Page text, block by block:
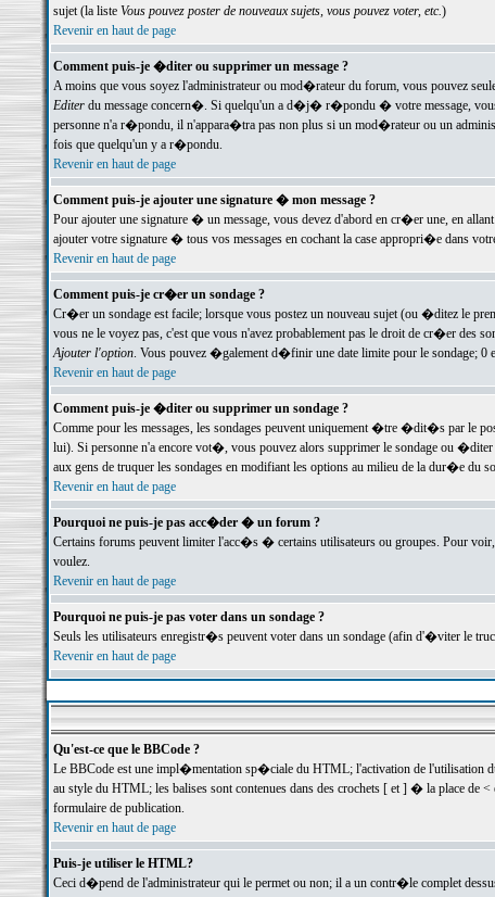
sujet (la liste Vous pouvez poster de nouveaux sujets, vous pouvez voter, etc.)
Revenir en haut de page
Comment puis-je �diter ou supprimer un message ?
A moins que vous soyez l'administrateur ou mod�rateur du forum, vous pouvez
Editerdu message concern�. Si quelqu'un a d�j� r�pondu � votre message, vous
personne n'a r�pondu, il n'appara�tra pas non plus si un mod�rateur ou un
fois que quelqu'un y a r�pondu.
Revenir en haut de page
Comment puis-je ajouter une signature � mon message ?
Pour ajouter une signature � un message, vous devez d'abord en cr�er une, en
ajouter votre signature � tous vos messages en cochant la case appropri�e dans
Revenir en haut de page
Comment puis-je cr�er un sondage ?
Cr�er un sondage est facile; lorsque vous postez un nouveau sujet (ou �ditez le
vous ne le voyez pas, c'est que vous n'avez probablement pas le droit de cr�er des
Ajouter l'option. Vous pouvez �galement d�finir une date limite pour le sondage;
Revenir en haut de page
Comment puis-je �diter ou supprimer un sondage ?
Comme pour les messages, les sondages peuvent uniquement �tre �dit�s par le
lui). Si personne n'a encore vot�, vous pouvez alors supprimer le sondage ou
aux gens de truquer les sondages en modifiant les options au milieu de la dur�e du
Revenir en haut de page
Pourquoi ne puis-je pas acc�der � un forum ?
Certains forums peuvent limiter l'acc�s � certains utilisateurs ou groupes. Pour
voulez.
Revenir en haut de page
Pourquoi ne puis-je pas voter dans un sondage ?
Seuls les utilisateurs enregistr�s peuvent voter dans un sondage (afin d'�viter le
Revenir en haut de page
Qu'est-ce que le BBCode ?
Le BBCode est une impl�mentation sp�ciale du HTML; l'activation de l'utilisation
au style du HTML; les balises sont contenues dans des crochets [ et ] � la place
formulaire de publication.
Revenir en haut de page
Puis-je utiliser le HTML?
Ceci d�pend de l'administrateur qui le permet ou non; il a un contr�le complet